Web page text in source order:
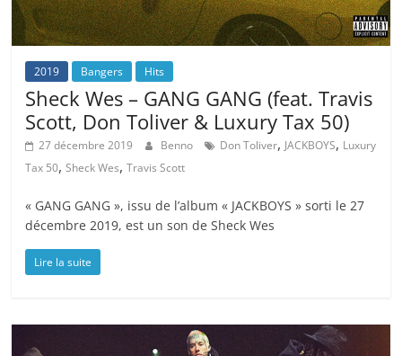
2019 Bangers Hits
Sheck Wes – GANG GANG (feat. Travis
Scott, Don Toliver & Luxury Tax 50)
27 décembre 2019 Benno Don Toliver, JACKBOYS, Luxury
Tax 50,Sheck Wes,Travis Scott
« GANG GANG », issu de l’album « JACKBOYS » sorti le 27
décembre 2019, est un son de Sheck Wes
Lire la suite